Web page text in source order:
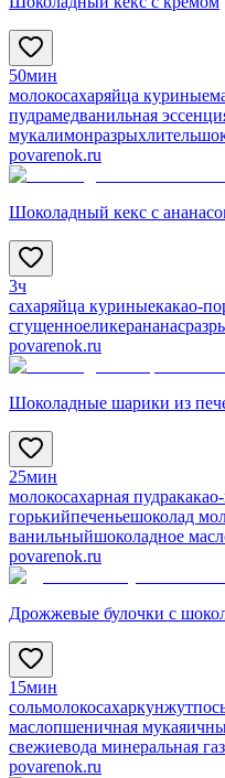
50мин
молокосахаряйца куриные
пудрамедванильная
мукалимонразрыхлитель
povarenok.ru
Шоколадный кекс с
3ч
сахаряйца куриныекакао-
сгущенноеликерананас
povarenok.ru
Шоколадные шарики из
25мин
молокосахарная пудра
горькийпеченьешоколад
ванильныйшоколадное
povarenok.ru
Дрожжевые булочки с
15мин
сольмолокосахаркунжут
маслопшеничная мука
свежиевода минеральная
povarenok.ru